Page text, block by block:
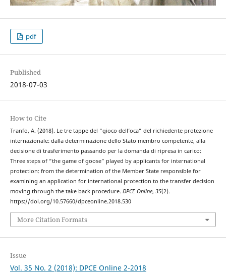
pdf
Published
2018-07-03
How to Cite
Tranfo, A. (2018). Le tre tappe del “gioco dell’oca” del richiedente protezione
internazionale: dalla determinazione dello Stato membro competente, alla
decisione di trasferimento passando per la domanda di ripresa in carico:
Three steps of “the game of goose” played by applicants for international
protection: from the determination of the Member State responsible for
examining an application for international protection to the transfer decision
moving through the take back procedure. DPCE Online, 35(2).
https://doi.org/10.57660/dpceonline.2018.530
More Citation Formats
Issue
Vol. 35 No. 2 (2018): DPCE Online 2-2018